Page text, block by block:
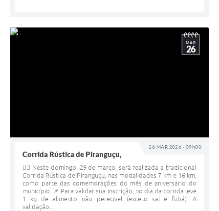
26 MAR 2026 - 09h00
MAR
26
Corrida Rústica de Piranguçu,
🚴‍♂️ Neste domingo, 29 de março, será realizada a tradicional
Corrida Rústica de Piranguçu, nas modalidades 7 km e 16 km,
como parte das comemorações do mês de aniversário do
município. 📌 Para validar sua inscrição, no dia da corrida leve
1 kg de alimento não perecível (exceto sal e fubá). A
validação...